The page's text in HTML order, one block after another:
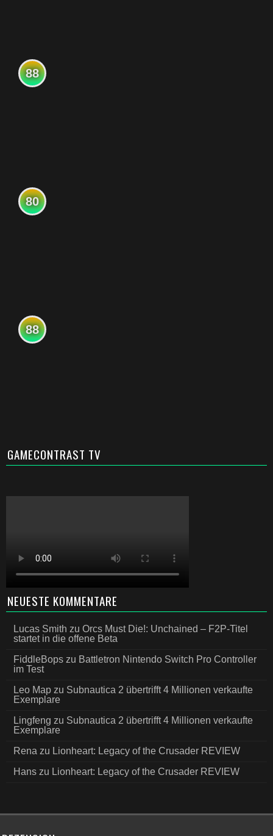
88
80
88
GAMECONTRAST TV
NEUESTE KOMMENTARE
Lucas Smith zu Orcs Must Die!: Unchained – F2P-Titel
startet in die offene Beta
FiddleBops zu Battletron Nintendo Switch Pro Controller
im Test
Leo Map zu Subnautica 2 übertrifft 4 Millionen verkaufte
Exemplare
Lingfeng zu Subnautica 2 übertrifft 4 Millionen verkaufte
Exemplare
Rena zu Lionheart: Legacy of the Crusader REVIEW
Hans zu Lionheart: Legacy of the Crusader REVIEW